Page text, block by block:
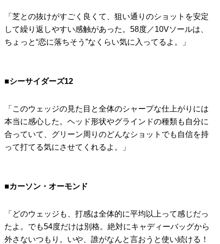
「芝との抜けがすごく良くて、狙い通りのショットを安定
して繰り返しやすい感触があった。58度／10Vソールは、
ちょっと“恋に落ちそう”なくらい気に入ってるよ。」
■シーサイダーズ12
「このウェッジの見た目と全体のシャープな仕上がりには
本当に感心した。ヘッド形状やグラインドの種類も自分に
合っていて、グリーン周りのどんなショットでも自信を持
って打てる気にさせてくれるよ。」
■カーソン・オーモンド
「どのウェッジも、打感は全体的に平均以上って感じだっ
たよ。でも54度だけは別格。絶対にキャディーバッグから
外さないつもり。いや、誰がなんと言おうと使い続ける！